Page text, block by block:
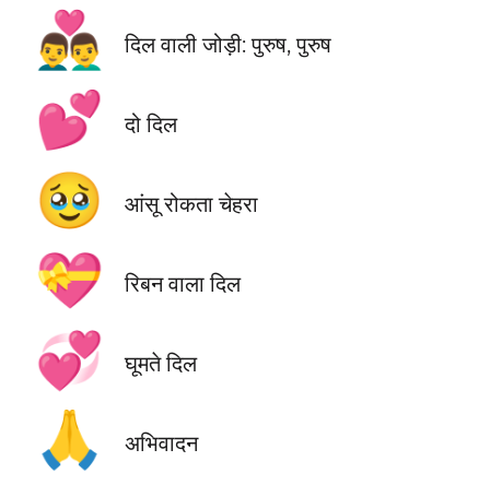
👨‍❤️‍👨 दिल वाली जोड़ी: पुरुष, पुरुष
💕 दो दिल
🥹 आंसू रोकता चेहरा
💝 रिबन वाला दिल
💞 घूमते दिल
🙏 अभिवादन